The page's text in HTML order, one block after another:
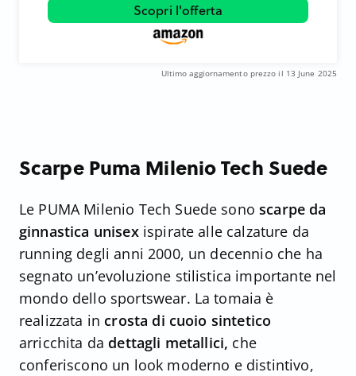
Scopri l'offerta
Ultimo aggiornamento prezzo il 13 June 2025
Scarpe Puma Milenio Tech Suede
Le PUMA Milenio Tech Suede sono scarpe da
ginnastica unisexispirate alle calzature da
running degli anni 2000, un decennio che ha
segnato un’evoluzione stilistica importante nel
mondo dello sportswear. La tomaia è
realizzata in crosta di cuoio sintetico
arricchita da dettagli metallici, che
conferiscono un look moderno e distintivo,